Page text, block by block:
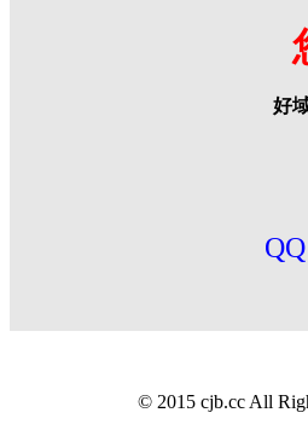
好
© 2015 cjb.cc All